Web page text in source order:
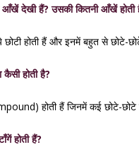
आँखें देखी हैं? उसकी कितनी आँखें होती
होती हैं और इनमें बहुत से छोटे-
होती है?
होती हैं जिनमें कई छोटे-छोटे
होती हैं?